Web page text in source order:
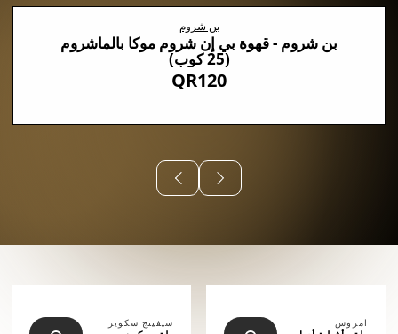
بن شروم
بن شروم - قهوة بي إن شروم موكا بالماشروم
(25 كوب)
QR120
امروس سيفينج سكوير